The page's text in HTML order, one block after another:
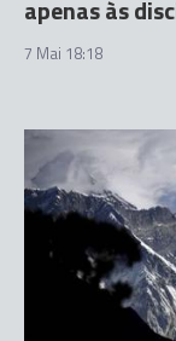
apenas às
7 Mai 18:18